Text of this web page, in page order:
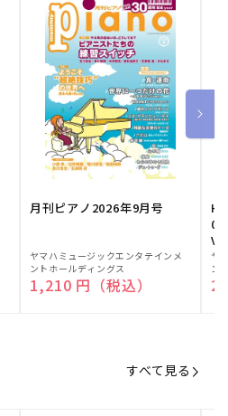
月刊ピアノ2026年9月号
販
売
元:
ヤマハミュージックエンタテインメ
ントホールディングス
通常価格
1,210 円（税込）
販
売
元:
ヤ
ン
すべて見る